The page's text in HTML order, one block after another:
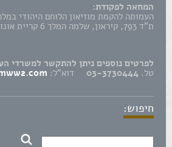
המחאה לפקודת:
העמותה להקמת מוזיאון הלוחם היהודי
ת"ד 793, קיראון, שלמה המלך 6 קריית אונו 5542106
לפרטים נוספים ניתן להתקשר למשרדי
טל. 03-3730444 דוא"ל:
חיפוש: